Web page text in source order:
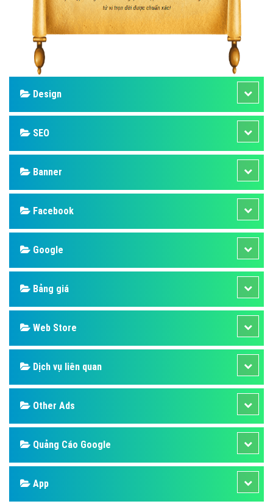
Design
SEO
Banner
Facebook
Google
Bảng giá
Web Store
Dịch vụ liên quan
Other Ads
Quảng Cáo Google
App